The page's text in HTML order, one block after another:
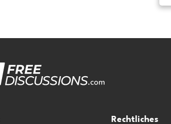
Rechtliches